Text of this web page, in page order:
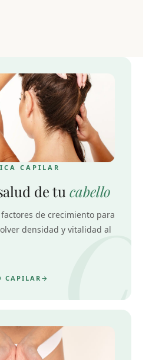
CAPILAR
de tucabello
de crecimiento para
densidad y vitalidad al
CAPILAR